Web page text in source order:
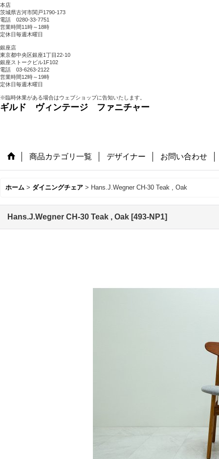
本店
茨城県古河市関戸1790-173
電話 0280-33-7751
営業時間11時～18時
定休日毎週木曜日
銀座店
東京都中央区銀座1丁目22-10
銀座ストークビル1F102
電話 03-6263-2122
営業時間12時～19時
定休日毎週木曜日
※臨時休業がある場合はウェブショップに告知いたします。
ギルド ヴィンテージ ファニチャー
商品カテゴリ一覧 デザイナー お問い合わせ
ホーム > ダイニングチェア > Hans.J.Wegner CH-30 Teak , Oak
Hans.J.Wegner CH-30 Teak , Oak [493-NP1]